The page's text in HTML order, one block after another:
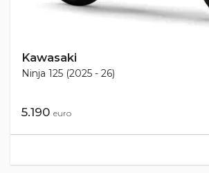
Kawasaki
Ninja 125 (2025 - 26)
5.190 euro